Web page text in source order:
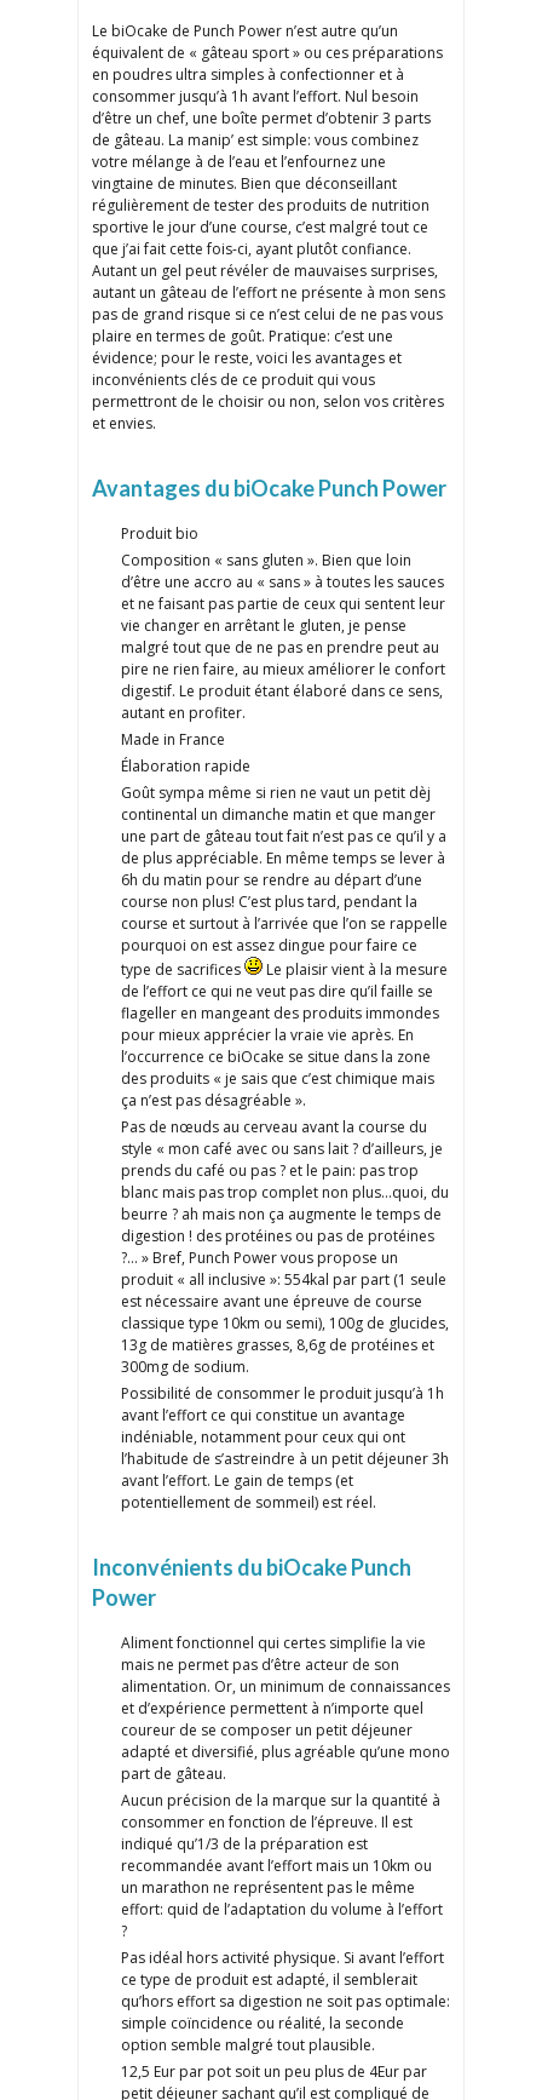
Le biOcake de Punch Power n’est autre qu’un
équivalent de « gâteau sport » ou ces préparations
en poudres ultra simples à confectionner et à
consommer jusqu’à 1h avant l’effort. Nul besoin
d’être un chef, une boîte permet d’obtenir 3 parts
de gâteau. La manip’ est simple: vous combinez
votre mélange à de l’eau et l’enfournez une
vingtaine de minutes. Bien que déconseillant
régulièrement de tester des produits de nutrition
sportive le jour d’une course, c’est malgré tout ce
que j’ai fait cette fois-ci, ayant plutôt confiance.
Autant un gel peut révéler de mauvaises surprises,
autant un gâteau de l’effort ne présente à mon sens
pas de grand risque si ce n’est celui de ne pas vous
plaire en termes de goût. Pratique: c’est une
évidence; pour le reste, voici les avantages et
inconvénients clés de ce produit qui vous
permettront de le choisir ou non, selon vos critères
et envies.
Avantages du biOcake Punch Power
Produit bio
Composition « sans gluten ». Bien que loin
d’être une accro au « sans » à toutes les sauces
et ne faisant pas partie de ceux qui sentent leur
vie changer en arrêtant le gluten, je pense
malgré tout que de ne pas en prendre peut au
pire ne rien faire, au mieux améliorer le confort
digestif. Le produit étant élaboré dans ce sens,
autant en profiter.
Made in France
Élaboration rapide
Goût sympa même si rien ne vaut un petit dèj
continental un dimanche matin et que manger
une part de gâteau tout fait n’est pas ce qu’il y a
de plus appréciable. En même temps se lever à
6h du matin pour se rendre au départ d’une
course non plus! C’est plus tard, pendant la
course et surtout à l’arrivée que l’on se rappelle
pourquoi on est assez dingue pour faire ce
type de sacrifices
Le plaisir vient à la mesure
de l’effort ce qui ne veut pas dire qu’il faille se
flageller en mangeant des produits immondes
pour mieux apprécier la vraie vie après. En
l’occurrence ce biOcake se situe dans la zone
des produits « je sais que c’est chimique mais
ça n’est pas désagréable ».
Pas de nœuds au cerveau avant la course du
style « mon café avec ou sans lait ? d’ailleurs, je
prends du café ou pas ? et le pain: pas trop
blanc mais pas trop complet non plus…quoi, du
beurre ? ah mais non ça augmente le temps de
digestion ! des protéines ou pas de protéines
?… » Bref, Punch Power vous propose un
produit « all inclusive »: 554kal par part (1 seule
est nécessaire avant une épreuve de course
classique type 10km ou semi), 100g de glucides,
13g de matières grasses, 8,6g de protéines et
300mg de sodium.
Possibilité de consommer le produit jusqu’à 1h
avant l’effort ce qui constitue un avantage
indéniable, notamment pour ceux qui ont
l’habitude de s’astreindre à un petit déjeuner 3h
avant l’effort. Le gain de temps (et
potentiellement de sommeil) est réel.
Inconvénients du biOcake Punch
Power
Aliment fonctionnel qui certes simplifie la vie
mais ne permet pas d’être acteur de son
alimentation. Or, un minimum de connaissances
et d’expérience permettent à n’importe quel
coureur de se composer un petit déjeuner
adapté et diversifié, plus agréable qu’une mono
part de gâteau.
Aucun précision de la marque sur la quantité à
consommer en fonction de l’épreuve. Il est
indiqué qu’1/3 de la préparation est
recommandée avant l’effort mais un 10km ou
un marathon ne représentent pas le même
effort: quid de l’adaptation du volume à l’effort
?
Pas idéal hors activité physique. Si avant l’effort
ce type de produit est adapté, il semblerait
qu’hors effort sa digestion ne soit pas optimale:
simple coïncidence ou réalité, la seconde
option semble malgré tout plausible.
12,5 Eur par pot soit un peu plus de 4Eur par
petit déjeuner sachant qu’il est compliqué de